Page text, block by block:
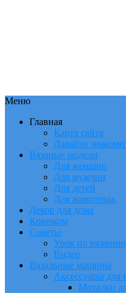
Меню
Главная
Карта сайта
Давайте
Вязаные модели
Для женщин
Для мужчин
Для детей
Для животных
Декор для дома
Крючком
Советы
Урок по вязанию
Видео
Вязальные машины
Аксессуары для
Моталки